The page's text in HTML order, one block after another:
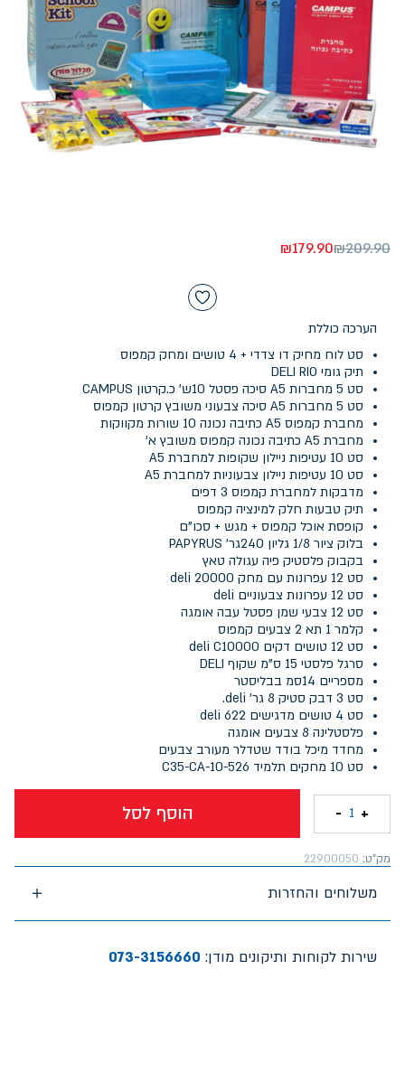
₪209.90
₪179.90
הערכה כוללת
סט לוח מחיק דו צדדי + 4 טושים ומחק קמפוס
תיק גומי DELI RIO
סט 5 מחברות A5 סיכה פסטל 10ש' כ.קרטון CAMPUS
סט 5 מחברות A5 סיכה צבעוני משובץ קרטון קמפוס
מחברת קמפוס A5 כתיבה נכונה 10 שורות מקווקות
מחברת A5 כתיבה נכונה קמפוס משובץ א'
סט 10 עטיפות ניילון שקופות למחברת A5
סט 10 עטיפות ניילון צבעוניות למחברת A5
מדבקות למחברת קמפוס 3 דפים
תיק טבעות חלק למינציה קמפוס
קופסת אוכל קמפוס + מגש + סכו"ם
בלוק ציור 1/8 גליון 240גר' PAPYRUS
בקבוק פלסטיק פיה עגולה טאץ
סט 12 עפרונות עם מחק deli 20000
סט 12 עפרונות צבעוניים deli
סט 12 צבעי שמן פסטל עבה אומגה
קלמר 1 תא 2 צבעים קמפוס
סט 12 טושים דקים deli C10000
סרגל פלסטי 15 ס"מ שקוף DELI
מספריים 14סמ בבליסטר
סט 3 דבק סטיק 8 גר' deli.
סט 4 טושים מדגישים deli 622
פלסטלינה 8 צבעים אומגה
מחדד מיכל בודד שטדלר מעורב צבעים
סט 10 מחקים תלמיד 526-C35-CA-10
הוסף לסל +
1
-
מק"ט: 22900050
משלוחים והחזרות
שירות לקוחות ותיקונים מודן: 073-3156660